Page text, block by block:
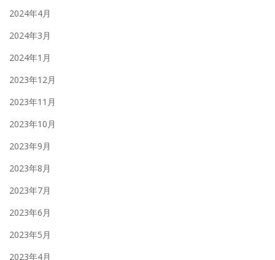
2024年4月
2024年3月
2024年1月
2023年12月
2023年11月
2023年10月
2023年9月
2023年8月
2023年7月
2023年6月
2023年5月
2023年4月